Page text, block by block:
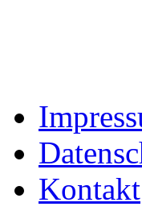
Kontakt